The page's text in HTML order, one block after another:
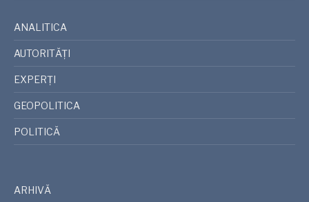
ANALITICA
AUTORITĂȚI
EXPERȚI
GEOPOLITICA
POLITICĂ
ARHIVĂ